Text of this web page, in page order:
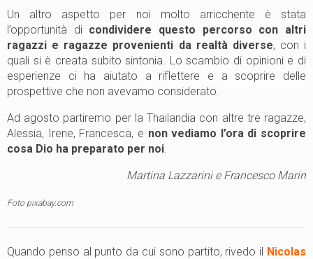
Un altro aspetto per noi molto arricchente è stata
l’opportunità di condividere questo percorso con altri
ragazzi e ragazze provenienti da realtà diverse, con i
quali si è creata subito sintonia. Lo scambio di opinioni e di
esperienze ci ha aiutato a riflettere e a scoprire delle
prospettive che non avevamo considerato.
Ad agosto partiremo per la Thailandia con altre tre ragazze,
Alessia, Irene, Francesca, e non vediamo l’ora di scoprire
cosa Dio ha preparato per noi
Martina Lazzarini e Francesco Marin
Foto pixabay.com
Quando penso al punto da cui sono partito, rivedo il Nicolas